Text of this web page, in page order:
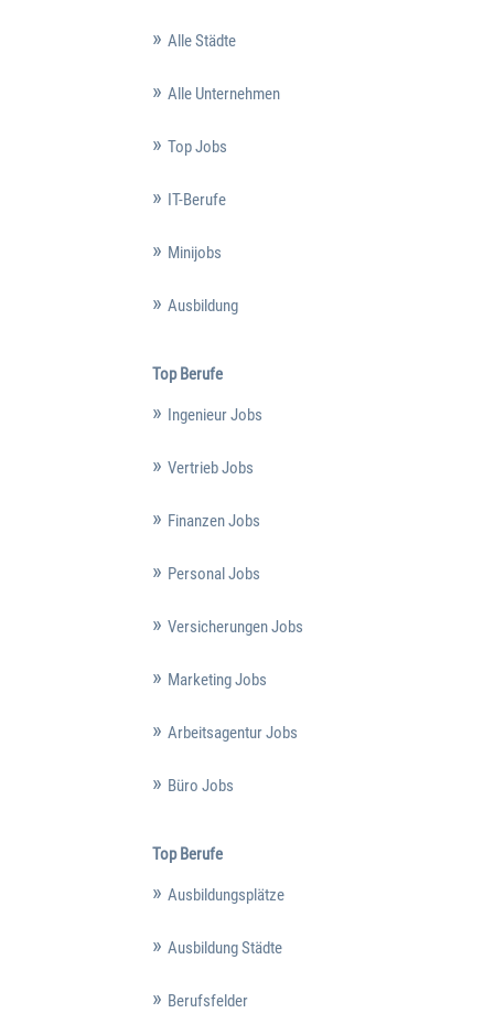
Alle Städte
Alle Unternehmen
Top Jobs
IT-Berufe
Minijobs
Ausbildung
Top Berufe
Ingenieur Jobs
Vertrieb Jobs
Finanzen Jobs
Personal Jobs
Versicherungen Jobs
Marketing Jobs
Arbeitsagentur Jobs
Büro Jobs
Top Berufe
Ausbildungsplätze
Ausbildung Städte
Berufsfelder